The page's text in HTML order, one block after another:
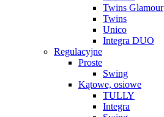
Twins Glamour
Twins
Unico
Integra DUO
Regulacyjne
Proste
Swing
Kątowe, osiowe
TULLY
Integra